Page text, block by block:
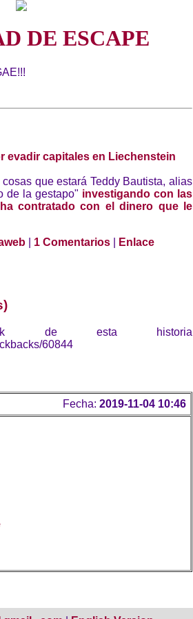
DE ESCAPE
evadir capitales en Liechenstein
que estará Teddy Bautista, alias
de la gestapo" investigando con las
contratado con el dinero que le
1 Comentarios
Enlace
de esta historia
60844
Fecha: 2019-11-04 10:46